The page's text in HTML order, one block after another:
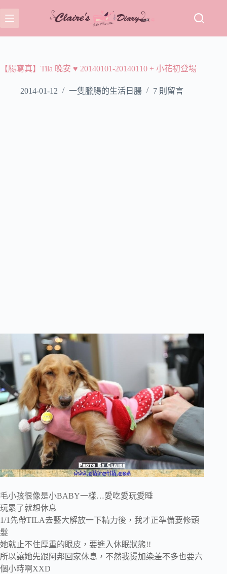
至
主
容【腸寫真】Tila 晚安 ♥ 20140101-20140110 + 小花初登場
2014-01-12 一隻臘腸的生活日腸 7 則留言
毛小孩很像是小BABY一樣…愛吃愛玩愛睡
玩累了就想休息
1/1先帶TILA去藝大解放一下精力後，我才正準備要修頭
髮
她就止不住厚重的眼皮，要進入休眠狀態!!
所以讓她先跟阿邦回家休息，不然我燙加染差不多也要六
個小時啊XXD